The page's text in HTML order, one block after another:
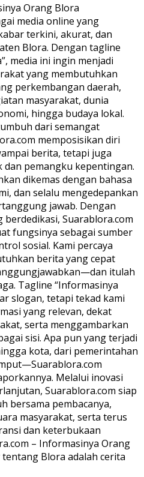
Orang Blora
media online yang
terkini, akurat, dan
Blora. Dengan tagline
media ini ingin menjadi
yang membutuhkan
perkembangan daerah,
masyarakat, dunia
hingga budaya lokal.
dari semangat
memposisikan diri
berita, tetapi juga
pemangku kepentingan.
dikemas dengan bahasa
dan selalu mengedepankan
jawab. Dengan
Suarablora.com
fungsinya sebagai sumber
sosial. Kami percaya
berita yang cepat
itulah
Tagline “Informasinya
slogan, tetapi tekad kami
yang relevan, dekat
serta menggambarkan
sisi. Apa pun yang terjadi
kota, dari pemerintahan
Melalui inovasi
Suarablora.com siap
bersama pembacanya,
masyarakat, serta terus
dan keterbukaan
– Informasinya Orang
Blora adalah cerita